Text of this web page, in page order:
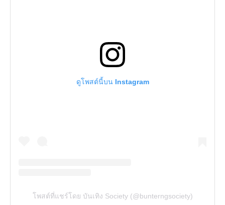
ดูโพสต์นี้บน Instagram
โพสต์ที่แชร์โดย บันเทิง Society (@bunterngsociety)